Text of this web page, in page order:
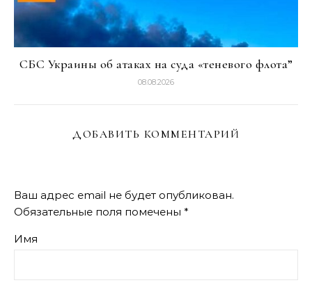
СБС Украины об атаках на суда «теневого флота”
08.08.2026
ДОБАВИТЬ КОММЕНТАРИЙ
Ваш адрес email не будет опубликован.
Обязательные поля помечены *
Имя